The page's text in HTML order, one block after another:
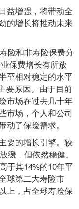
益增强，将带动全
的增长将推动未来
险和非寿险保费分
保费增长有所放
至相对稳定的水平
要原因。由于目前
市场在过去几十年
市场，个人和公司
了保险需求。
要的增长引擎。较
缓，但依然稳健。
于其14%的10年平
球第二大寿险市
上，占全球寿险保